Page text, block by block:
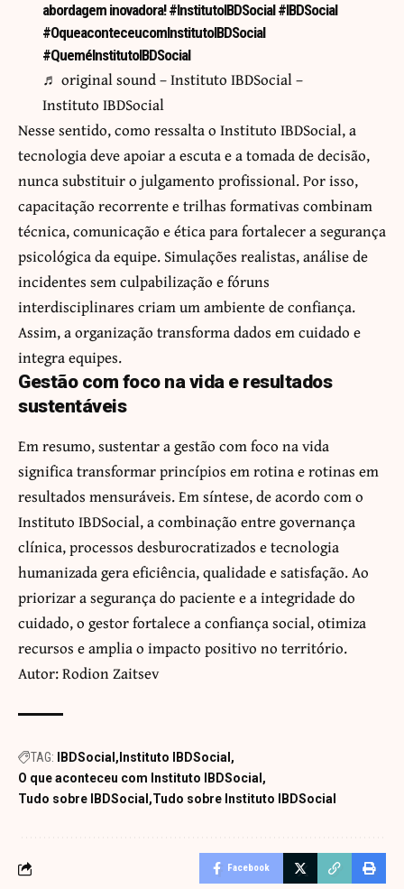
abordagem inovadora!#InstitutoIBDSocial #IBDSocial
#OqueaconteceucomInstitutoIBDSocial
#QueméInstitutoIBDSocial
♬ original sound – Instituto IBDSocial –
Instituto IBDSocial
Nesse sentido, como ressalta o Instituto IBDSocial, a
tecnologia deve apoiar a escuta e a tomada de decisão,
nunca substituir o julgamento profissional. Por isso,
capacitação recorrente e trilhas formativas combinam
técnica, comunicação e ética para fortalecer a segurança
psicológica da equipe. Simulações realistas, análise de
incidentes sem culpabilização e fóruns
interdisciplinares criam um ambiente de confiança.
Assim, a organização transforma dados em cuidado e
integra equipes.
Gestão com foco na vida e resultados
sustentáveis
Em resumo, sustentar a gestão com foco na vida
significa transformar princípios em rotina e rotinas em
resultados mensuráveis. Em síntese, de acordo com o
Instituto IBDSocial, a combinação entre governança
clínica, processos desburocratizados e tecnologia
humanizada gera eficiência, qualidade e satisfação. Ao
priorizar a segurança do paciente e a integridade do
cuidado, o gestor fortalece a confiança social, otimiza
recursos e amplia o impacto positivo no território.
Autor: Rodion Zaitsev
TAG: IBDSocial
Instituto IBDSocial
O que aconteceu com Instituto IBDSocial
Tudo sobre IBDSocial Tudo sobre Instituto IBDSocial
Facebook